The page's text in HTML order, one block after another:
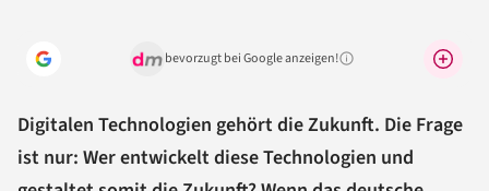
bevorzugt bei Google anzeigen!Warum lohnt sich das?
Digitalen Technologien gehört die Zukunft. Die Frage
ist nur: Wer entwickelt diese Technologien und